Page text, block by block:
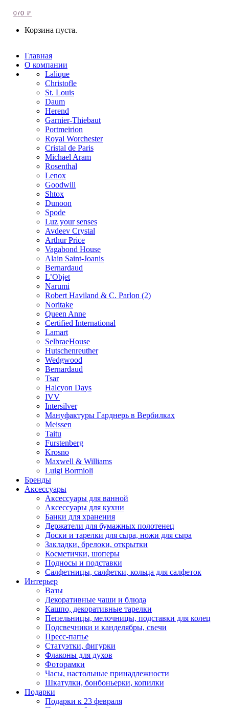
0/0₽
Корзина пуста.
Главная
О компании
Lalique
Christofle
St. Louis
Daum
Herend
Garnier-Thiebaut
Portmeirion
Royal Worchester
Cristal de Paris
Michael Aram
Rosenthal
Lenox
Goodwill
Shtox
Dunoon
Spode
Luz your senses
Avdeev Crystal
Arthur Price
Vagabond House
Alain Saint-Joanis
Bernardaud
L’Objet
Narumi
Robert Haviland & C. Parlon (2)
Noritakе
Queen Anne
Certified International
Lamart
SelbraeHouse
Hutschenreuther
Wedgwood
Bernardaud
Tsar
Halcyon Days
IVV
Intersilver
Мануфактуры Гарднерь в Вербилках
Meissen
Taitu
Furstenberg
Krosno
Maxwell & Williams
Luigi Bormioli
Бренды
Аксессуары
Аксессуары для ванной
Аксессуары для кухни
Банки для хранения
Держатели для бумажных полотенец
Доски и тарелки для сыра, ножи для сыра
Закладки, брелоки, открытки
Косметички, шоперы
Подносы и подставки
Салфетницы, салфетки, кольца для салфеток
Интерьер
Вазы
Декоративные чаши и блюда
Кашпо, декоративные тарелки
Пепельницы, мелочницы, подставки для колец
Подсвечники и канделябры, свечи
Пресс-папье
Статуэтки, фигурки
Флаконы для духов
Фоторамки
Часы, настольные принадлежности
Шкатулки, бонбоньерки, копилки
Подарки
Подарки к 23 февраля